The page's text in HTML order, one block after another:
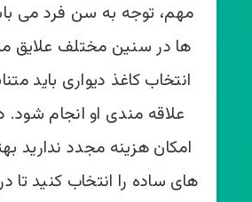
مهم، توجه به سن فرد می
ها در سنین مختلف علایق
انتخاب کاغذ دیواری باید
علاقه مندی او انجام شود.
امکان هزینه مجدد ندارید
های ساده را انتخاب کنید تا